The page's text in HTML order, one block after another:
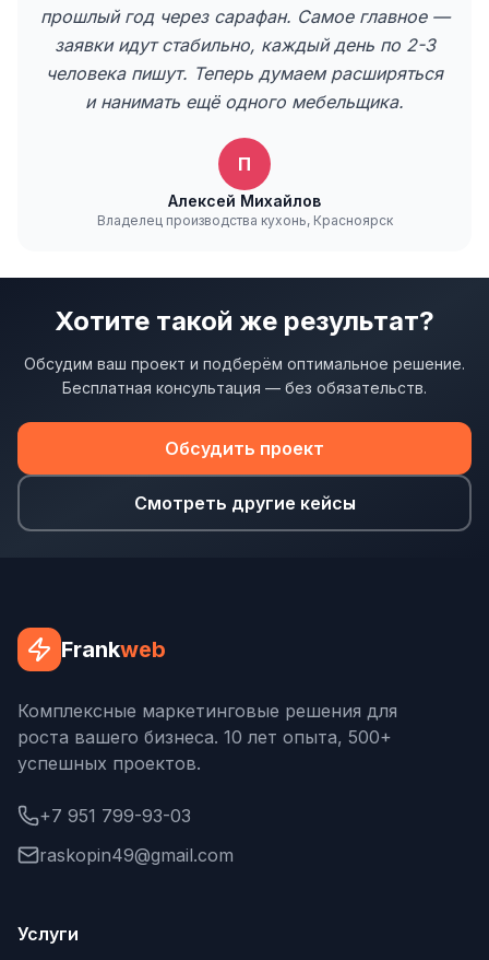
прошлый год через сарафан. Самое главное —
заявки идут стабильно, каждый день по 2-3
человека пишут. Теперь думаем расширяться
и нанимать ещё одного мебельщика.
П
Алексей Михайлов
Владелец производства кухонь, Красноярск
Хотите такой же результат?
Обсудим ваш проект и подберём оптимальное решение.
Бесплатная консультация — без обязательств.
Обсудить проект
Смотреть другие кейсы
Frankweb
Комплексные маркетинговые решения для
роста вашего бизнеса. 10 лет опыта, 500+
успешных проектов.
+7 951 799-93-03
raskopin49@gmail.com
Услуги